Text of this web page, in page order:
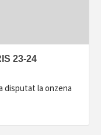
23-24
disputat la onzena